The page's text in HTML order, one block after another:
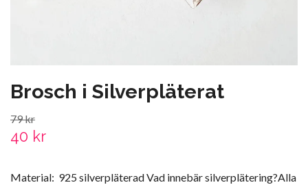
Brosch i Silverpläterat
79 kr
40 kr
Material: 925 silverpläterad Vad innebär silverplätering?Alla